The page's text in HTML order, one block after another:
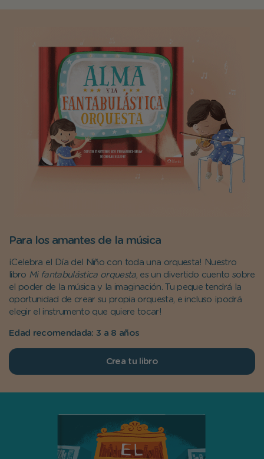
Para los amantes de la música
¡Celebra el Día del Niño con toda una orquesta! Nuestro
libro Mi fantabulástica orquesta, es un divertido cuento sobre
el poder de la música y la imaginación. Tu peque tendrá la
oportunidad de crear su propia orquesta, e incluso ¡podrá
elegir el instrumento que quiere tocar!
Edad recomendada: 3 a 8 años
Crea tu libro